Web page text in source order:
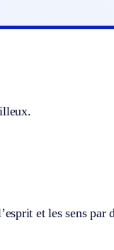
et les sens